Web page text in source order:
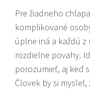
Pre žiadneho
komplikované
úplne iná a každú z
rozdielne povahy.
porozumieť, aj keď
Človek by si